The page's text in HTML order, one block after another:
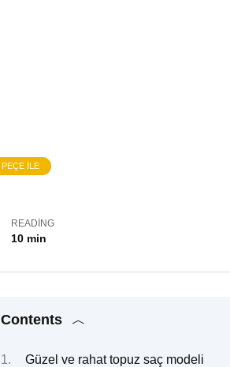
PEÇE ILE
READING
10 min
Contents
Güzel ve rahat topuz saç modeli